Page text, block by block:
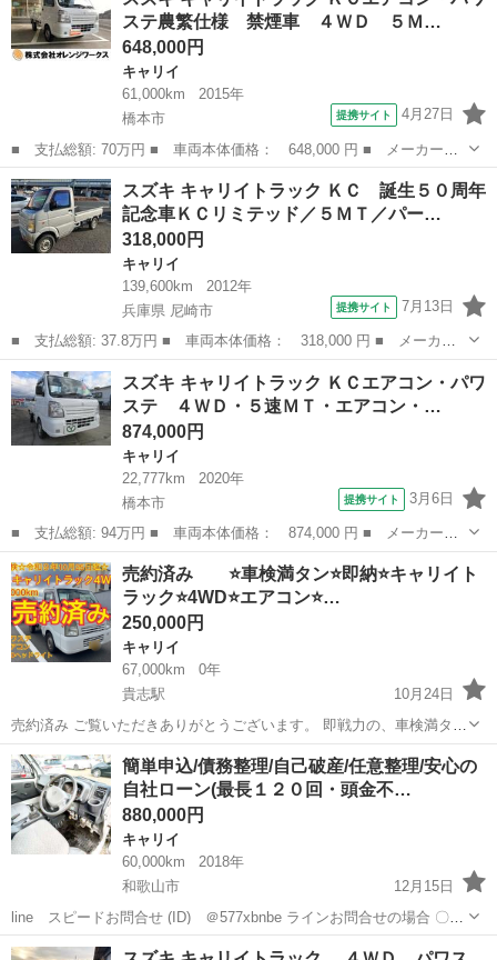
ュアルカ...
ステ農繁仕様 禁煙車 ４ＷＤ ５Ｍ…
648,000円
キャリイ
61,000km
2015年
橋本市
提携サイト 4月27日
■ 支払総額: 70万円 ■ 車両本体価格： 648,000 円 ■ メーカー
名： スズキ ■ 車種名： キャリイトラック ■ グレード名： Ｋ
Ｃエアコン・パワステ農繁仕様 禁煙車 ４ＷＤ ５ＭＴ エアコ
ン・クーラー 運転...
和歌山 橋本市 キャリイ
スズキ キャリイトラック ＫＣ 誕生５０周年
記念車ＫＣリミテッド／５ＭＴ／パー…
318,000円
キャリイ
139,600km
2012年
兵庫県 尼崎市
提携サイト 7月13日
■ 支払総額: 37.8万円 ■ 車両本体価格： 318,000 円 ■ メーカー
名： スズキ ■ 車種名： キャリイトラック ■ グレード名： Ｋ
Ｃ 誕生５０周年記念車ＫＣリミテッド／５ＭＴ／パートタイム４Ｗ
Ｄ／キーレス...
兵庫 尼崎市 キャリイ
スズキ キャリイトラック ＫＣエアコン・パワ
ステ ４ＷＤ・５速ＭＴ・エアコン・…
874,000円
キャリイ
22,777km
2020年
橋本市
提携サイト 3月6日
■ 支払総額: 94万円 ■ 車両本体価格： 874,000 円 ■ メーカー
名： スズキ ■ 車種名： キャリイトラック ■ グレード名： Ｋ
Ｃエアコン・パワステ ４ＷＤ・５速ＭＴ・エアコン・パワステ・Ｅ
ＴＣ・Ｗエアバッ...
和歌山 橋本市 キャリイ
売約済み ⭐️車検満タン⭐️即納⭐️キャリイト
ラック⭐️4WD⭐️エアコン⭐…
250,000円
キャリイ
67,000km
0年
貴志駅
10月24日
売約済み ご覧いただきありがとうございます。 即戦力の、車検満タン
軽トラになります。 エアコン付、車検付です。 エンジン好調です！
軽トラ🛻にしては、内外装綺麗です✨ 車検付になりますので、現車確
認後...
和歌山 紀の川市 貴志駅 キャリイ キャリイトラック
簡単申込/債務整理/自己破産/任意整理/安心の
自社ローン(最長１２０回・頭金不…
880,000円
キャリイ
60,000km
2018年
和歌山市
12月15日
line スピードお問合せ (ID) ＠577xbnbe ラインお問合せの場合 〇お
名前 お電話番号 在庫番号 スピード審査希望とメッセージをいた
和歌山 和歌山市 キャリイ キャリー